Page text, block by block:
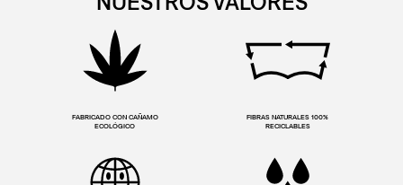
FABRICADO CON CAÑAMO
ECOLÓGICO
FIBRAS NATURALES 100%
RECICLABLES